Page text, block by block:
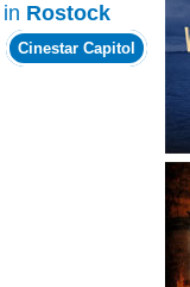
in Rostock
Cinestar Capitol